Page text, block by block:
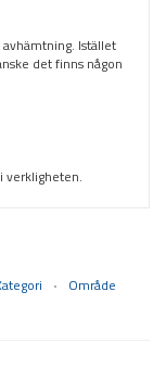
Istället
det finns någon
verkligheten.
Område